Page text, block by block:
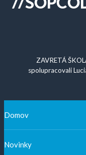
ZAVRETÁ
spolupracovali
Blízkosti
Offcanvas
Panel
Domov
Novinky